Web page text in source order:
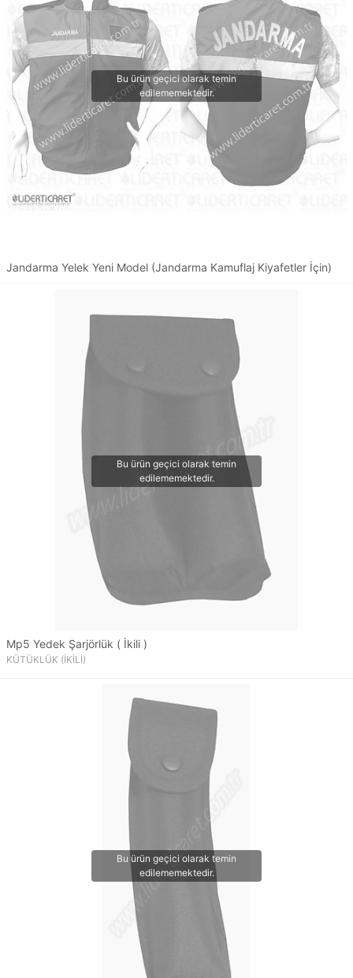
Jandarma Yelek Yeni Model (Jandarma Kamuflaj Kiyafetler İçin)
Mp5 Yedek Şarjörlük ( İkili )
KÜTÜKLÜK (İKİLİ)